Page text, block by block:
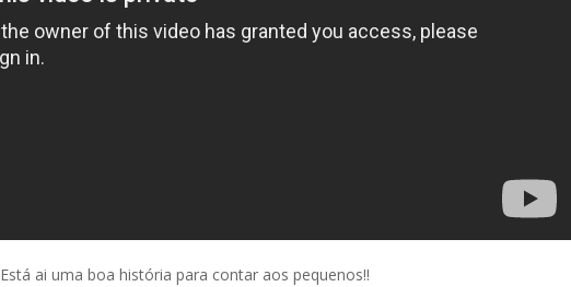
Está ai uma boa história para contar aos pequenos!!